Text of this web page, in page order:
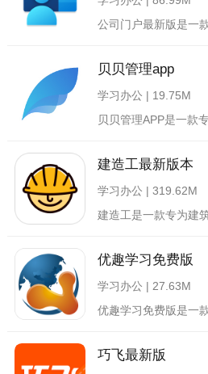
贝贝管理app
学习办公 | 19.75M
建造工最新版本
学习办公 | 319.62M
优趣学习免费版
学习办公 | 27.63M
巧飞最新版